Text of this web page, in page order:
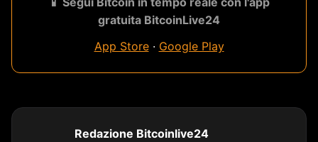
gratuita BitcoinLive24
App Store· Google Play
Redazione Bitcoinlive24